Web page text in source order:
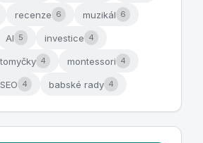
recenze 6 muzikál 6
AI 5 investice 4
4 montessori 4
SEO 4 babské rady 4